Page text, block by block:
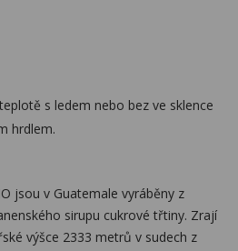
s ledem nebo bez ve sklence
hrdlem.
jsou v Guatemale vyráběny z
sirupu cukrové třtiny. Zrají
výšce 2333 metrů v sudech z